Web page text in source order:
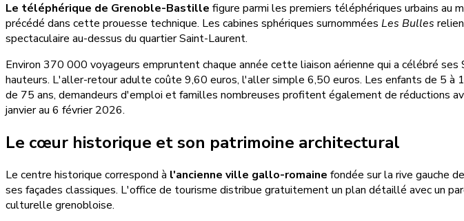
Le téléphérique de Grenoble-Bastille figure parmi les premiers téléphériques urbains au
précédé dans cette prouesse technique. Les cabines sphériques surnommées Les Bulles
spectaculaire au-dessus du quartier Saint-Laurent.
Environ 370 000 voyageurs empruntent chaque année cette liaison aérienne qui a célébré
hauteurs. L'aller-retour adulte coûte 9,60 euros, l'aller simple 6,50 euros. Les enfants de 5
de 75 ans, demandeurs d'emploi et familles nombreuses profitent également de réductions
janvier au 6 février 2026.
Le cœur historique et son patrimoine architectural
Le centre historique correspond à l'ancienne ville gallo-romaine fondée sur la rive gauche
ses façades classiques. L'office de tourisme distribue gratuitement un plan détaillé avec un
culturelle grenobloise.